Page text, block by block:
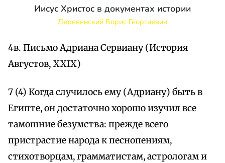
Иисус Христос в документах истории
Деревенский Борис Георгиевич
4в. Письмо Адриана Сервиану (История
Августов, XXIX)
7 (4) Когда случилось ему (Адриану) быть в
Египте, он достаточно хорошо изучил все
тамошние безумства: прежде всего
пристрастие народа к песнопениям,
стихотворцам, грамматистам, астрологам и